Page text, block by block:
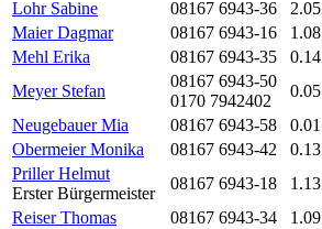
Lohr Sabine
08167 6943-36 2.05
Maier Dagmar
08167 6943-16 1.08
Mehl Erika
08167 6943-35 0.14
Meyer Stefan
08167 6943-50
0170 7942402
0.05
Neugebauer Mia
08167 6943-58 0.01
Obermeier Monika
08167 6943-42 0.13
Priller Helmut
Erster Bürgermeister
08167 6943-18 1.13
Reiser Thomas
08167 6943-34 1.09